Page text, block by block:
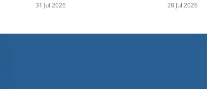
31 Jul 2026 28 Jul 2026